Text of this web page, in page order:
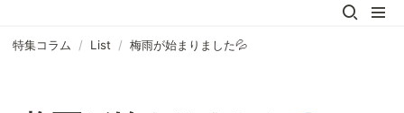
特集コラム / List / 梅雨が始まりました💦